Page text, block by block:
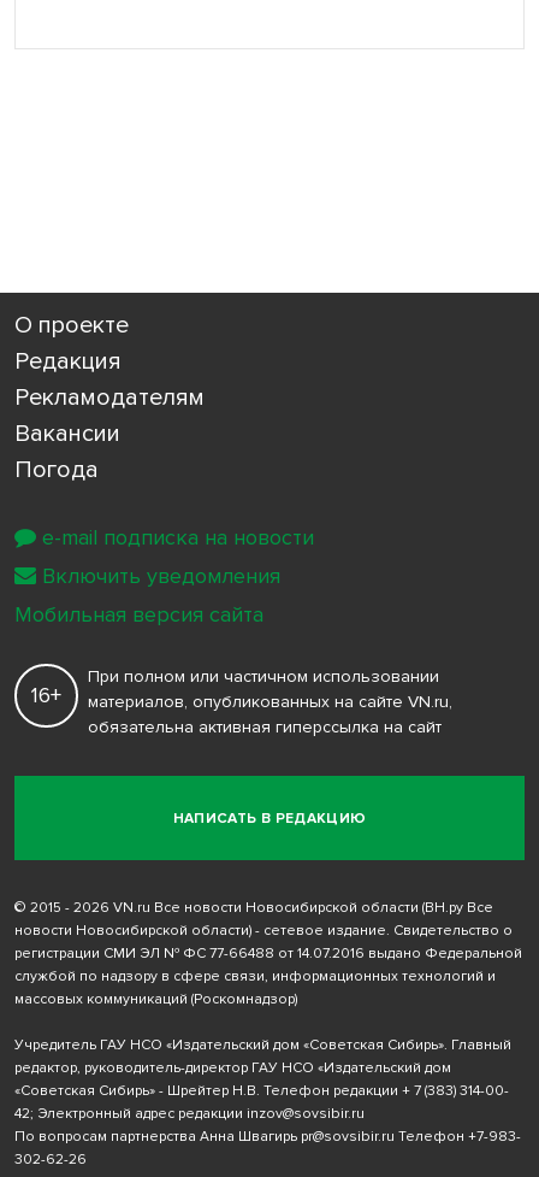
О проекте
Редакция
Рекламодателям
Вакансии
Погода
НАПИСАТЬ В РЕДАКЦИЮ
16+
При полном или частичном использовании
материалов, опубликованных на сайте VN.ru,
обязательна активная гиперссылка на сайт
© 2015 - 2026 VN.ru Все новости Новосибирской области (ВН.ру Все
новости Новосибирской области) - сетевое издание. Свидетельство о
регистрации СМИ ЭЛ № ФС 77-66488 от 14.07.2016 выдано Федеральной
службой по надзору в сфере связи, информационных технологий и
массовых коммуникаций (Роскомнадзор)
Учредитель ГАУ НСО «Издательский дом «Советская Сибирь». Главный
редактор, руководитель-директор ГАУ НСО «Издательский дом
«Советская Сибирь» - Шрейтер Н.В. Телефон редакции + 7 (383) 314-00-
42; Электронный адрес редакции inzov@sovsibir.ru
По вопросам партнерства Анна Швагирь pr@sovsibir.ru Телефон +7-983-
302-62-26
e-mail подписка на новости
Включить уведомления
Мобильная версия сайта